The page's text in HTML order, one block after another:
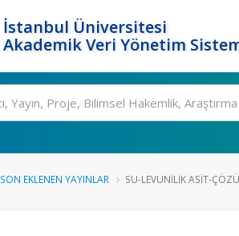
İstanbul Üniversitesi
Akademik Veri Yönetim
SON EKLENEN YAYINLAR SU-LEVUNILIK ASIT-